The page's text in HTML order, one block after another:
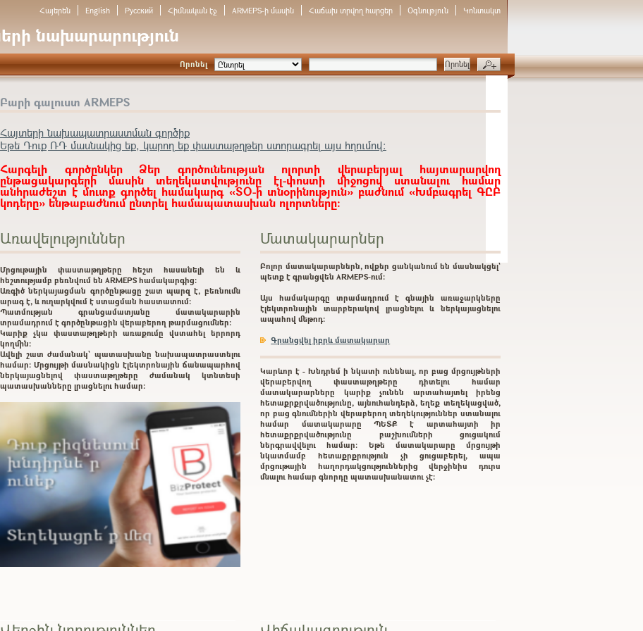
նախարարություն
Հայերեն English Русский Հիմնական էջ ARMEPS-ի մասին Հաճախ տրվող հարցեր Օգնություն Կոնտակտ
Որոնել
Բարի գալուստ ARMEPS
Հայտերի նախապատրաստման գործիք
Եթե Դուք ՌԴ մասնակից եք, կարող եք փաստաթղթեր ստորագրել այս հղումով:
Հարգելի գործընկեր Ձեր գործունեության ոլորտի վերաբերյալ հայտարարվող
ընթացակարգերի մասին տեղեկատվությունը էլ-փոստի միջոցով ստանալու համար
անհրաժեշտ է մուտք գործել համակարգ «ՏՕ-ի տնօրինություն» բաժնում «Խմբագրել ԳԸԲ
կոդերը» ենթաբաժնում ընտրել համապատասխան ոլորտները:
Առավելություններ
Մրցութային փաստաթղթերը հեշտ հասանելի են և
հեշտությամբ բեռնվում են ARMEPS համակարգից:
Առգիծ ներկայացման գործընթացը շատ պարզ է, բեռնումն
արագ է, և ուղարկվում է ստացման հաստատում:
Պատմության գրանցամատյանը մատակարարին
տրամադրում է գործընթացին վերաբերող թարմացումներ:
Կարիք չկա փաստաթղթերի առաքումը վստահել երրորդ
կողմին:
Ավելի շատ ժամանակ` պատասխանը նախապատրաստելու
համար: Մրցույթի մասնակիցն էլեկտրոնային ճանապարհով
ներկայացնելով փաստաթղթերը ժամանակ կտնտեսի
պատասխանները լրացնելու համար:
Մատակարարներ
Բոլոր մատակարարներն, ովքեր ցանկանում են մասնակցել`
պետք է գրանցվեն ARMEPS-ում:
Այս համակարգը տրամադրում է գնային առաջարկները
էլեկտրոնային տարբերակով լրացնելու և ներկայացնելու
ապահով մեթոդ:
Գրանցվել իբրև մատակարար
Կարևոր է - Խնդրեմ ի նկատի ունենալ, որ բաց մրցույթների
վերաբերվող փաստաթղթերը դիտելու համար
մատակարարները կարիք չունեն արտահայտել իրենց
հետաքրքրվածությունը, այնուհանդերձ, եղեք տեղեկացված,
որ բաց գնումներին վերաբերող տեղեկություններ ստանալու
համար մատակարարը ՊԵՏՔ է արտահայտի իր
հետաքրքրվածությունը բաշխումների ցուցակում
ներգրավվելու համար: Եթե մատակարարը մրցույթի
նկատմամբ հետաքրքրություն չի ցուցաբերել, ապա
մրցութային հաղորդակցություններից վերջինիս դուրս
մնալու համար գնորդը պատասխանատու չէ: